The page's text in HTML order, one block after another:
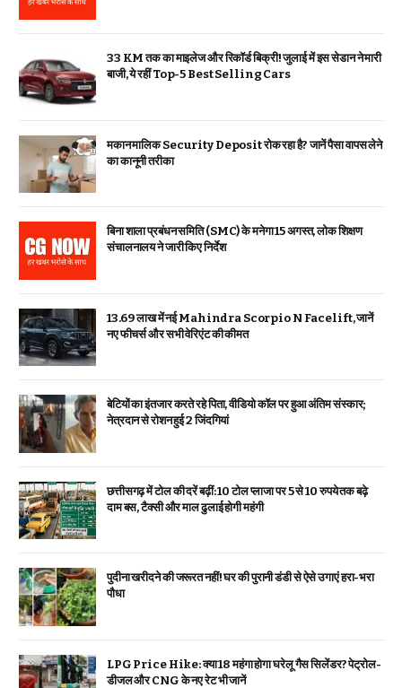
33 KM तक का माइलेज और रिकॉर्ड बिक्री! जुलाई में इस सेडान ने मारी
बाजी, ये रहीं Top-5 Best Selling Cars
मकान मालिक Security Deposit रोक रहा है? जानें पैसा वापस लेने
का कानूनी तरीका
बिना शाला प्रबंधन समिति (SMC) के मनेगा 15 अगस्त, लोक शिक्षण
संचालनालय ने जारी किए निर्देश
₹13.69 लाख में नई Mahindra Scorpio N Facelift, जानें
नए फीचर्स और सभी वेरिएंट की कीमत
बेटियों का इंतजार करते रहे पिता, वीडियो कॉल पर हुआ अंतिम संस्कार;
नेत्रदान से रोशन हुई 2 जिंदगियां
छत्तीसगढ़ में टोल की दरें बढ़ीं: 10 टोल प्लाजा पर 5 से 10 रुपये तक बढ़े
दाम बस, टैक्सी और माल ढुलाई होगी महंगी
पुदीना खरीदने की जरूरत नहीं! घर की पुरानी डंडी से ऐसे उगाएं हरा-भरा
पौधा
LPG Price Hike: क्या ₹18 महंगा होगा घरेलू गैस सिलेंडर? पेट्रोल-
डीजल और CNG के नए रेट भी जानें